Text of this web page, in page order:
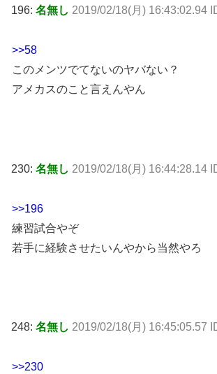
196: 名無し 2019/02/18(月) 16:43:02.94
>>58
このメンツでてないのヤバない？
アメカスのこと言えんやん
230: 名無し 2019/02/18(月) 16:44:28.14
>>196
練習試合やぞ
若手に経験させたいんやから当然やろ
248: 名無し 2019/02/18(月) 16:45:05.57
>>230